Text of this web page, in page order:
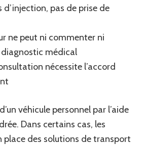
d’injection, pas de prise de
ne peut ni commenter ni
médical
nécessite l’accord
véhicule personnel par l’aide
Dans certains cas, les
place des solutions de transport